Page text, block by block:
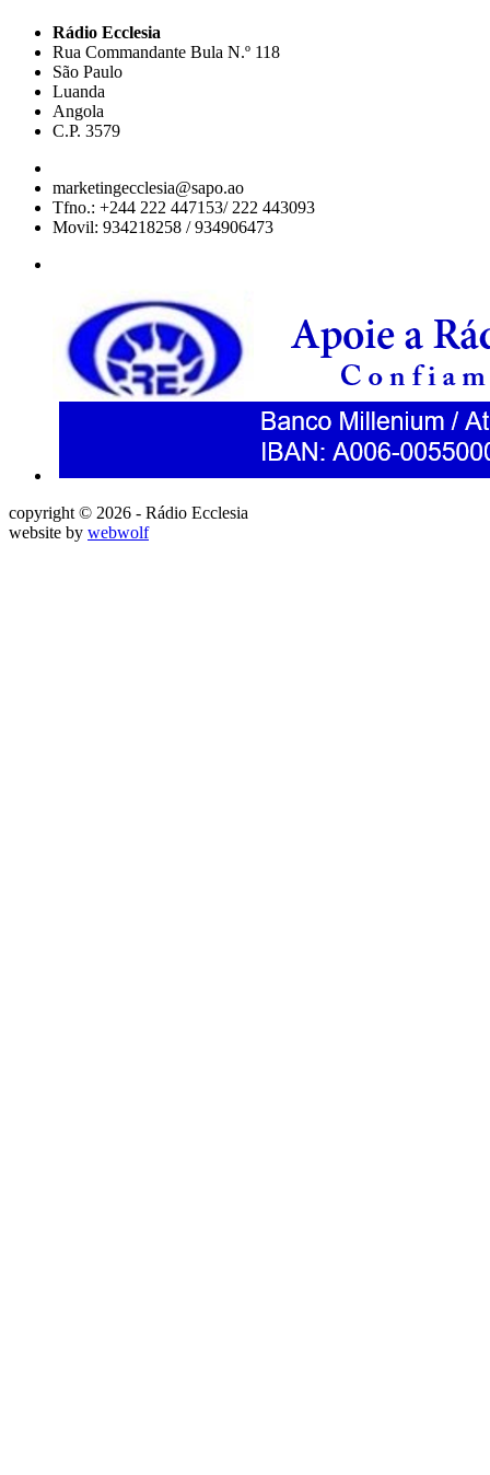
Rádio Ecclesia
Rua Commandante Bula N.º 118
São Paulo
Luanda
Angola
C.P. 3579
marketingecclesia@sapo.ao
Tfno.: +244 222 447153/ 222 443093
Movil: 934218258 / 934906473
copyright © 2026 - Rádio Ecclesia
website by webwolf